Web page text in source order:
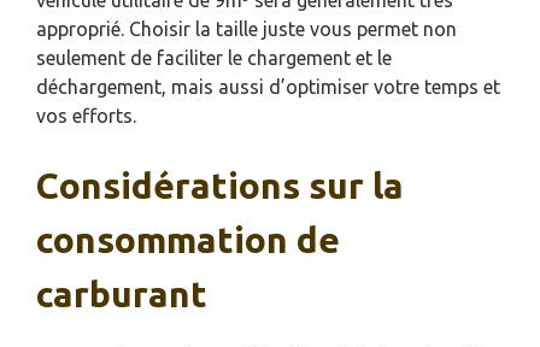
approprié. Choisir la taille juste vous permet non
seulement de faciliter le chargement et le
déchargement, mais aussi d’optimiser votre temps et
vos efforts.
Considérations sur la
consommation de
carburant